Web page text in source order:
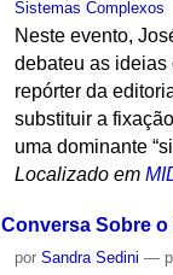
Sistemas Complexos
Neste evento,
debateu as ideias
repórter da
substituir a
uma dominante
Localizado em
Conversa Sobre
porSandra Sedini —